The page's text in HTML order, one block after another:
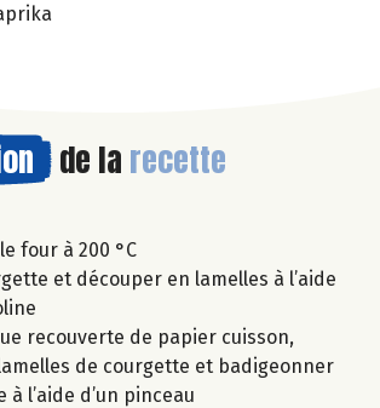
de la recette
four à 200 °C
et découper en lamelles à l’aide
recouverte de papier cuisson,
de courgette et badigeonner
à l’aide d’un pinceau